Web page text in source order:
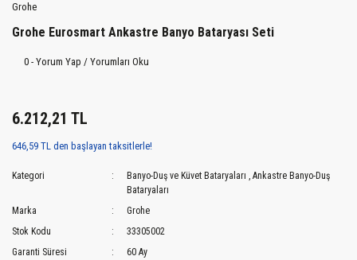
Grohe
Grohe Eurosmart Ankastre Banyo Bataryası Seti
0 - Yorum Yap / Yorumları Oku
6.212,21 TL
646,59 TL den başlayan taksitlerle!
Kategori Banyo-Duş ve Küvet Bataryaları ,Ankastre Banyo-Duş
Bataryaları
Marka
Grohe
Stok Kodu
33305002
Garanti Süresi
60 Ay